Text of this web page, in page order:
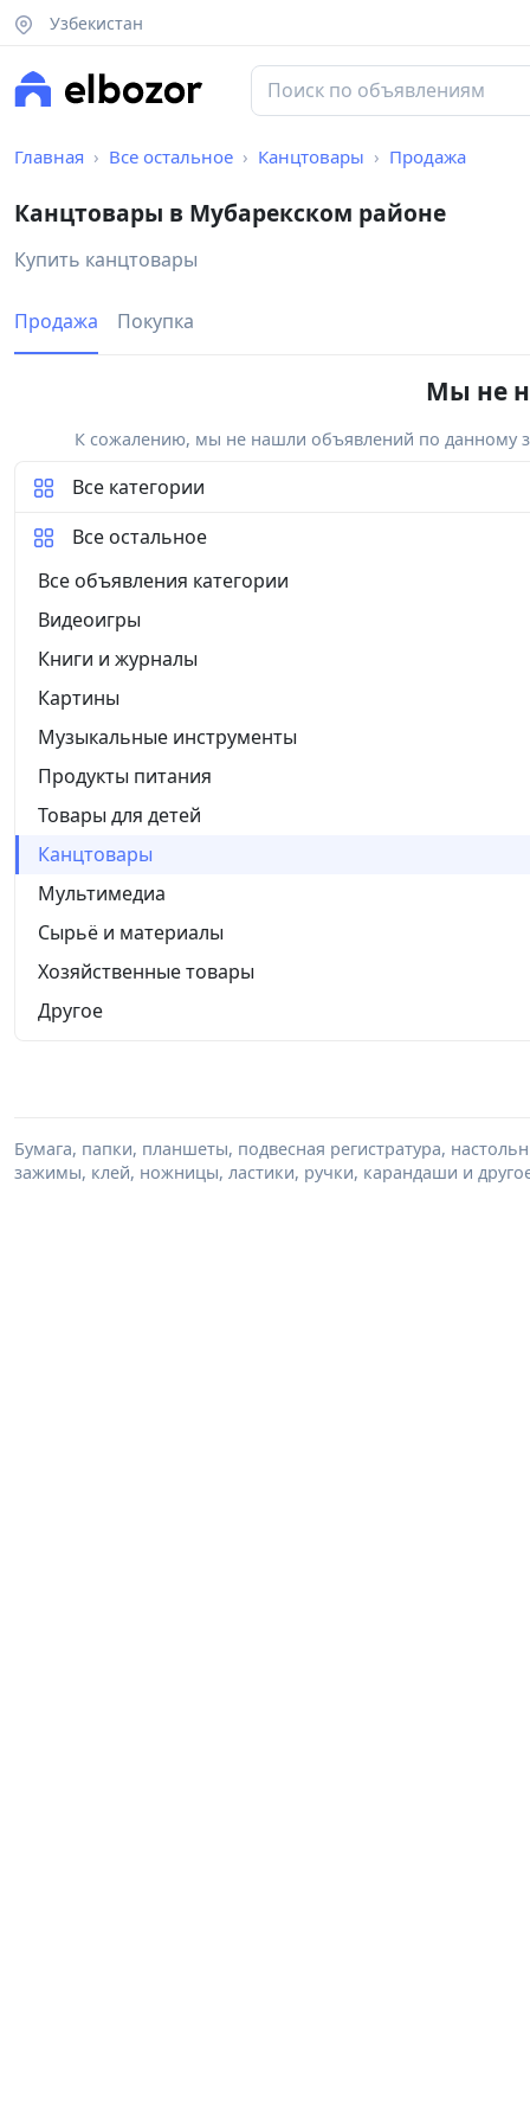
Узбекистан
Главная Все остальное Канцтовары Продажа
Канцтовары в Мубарекском районе
Купить канцтовары
Продажа Покупка
Мы не
К сожалению, мы не нашли объявлений по данному
Все категории
Все остальное
Все объявления категории
Видеоигры
Книги и журналы
Картины
Музыкальные инструменты
Продукты питания
Товары для детей
Канцтовары
Мультимедиа
Сырьё и материалы
Хозяйственные товары
Другое
Бумага, папки, планшеты, подвесная регистратура,
зажимы, клей, ножницы, ластики, ручки, карандаши и